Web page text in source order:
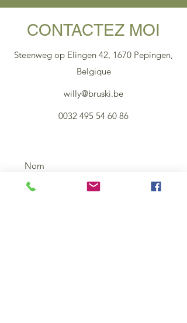
CONTACTEZ MOI
Steenweg op Elingen 42, 1670 Pepingen,
Belgique
willy@bruski.be
0032 495 54 60 86